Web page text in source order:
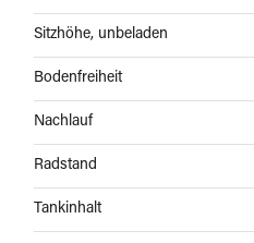
Sitzhöhe, unbeladen
Bodenfreiheit
Nachlauf
Radstand
Tankinhalt